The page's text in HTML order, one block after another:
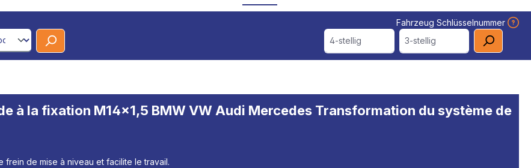
Fahrzeug Schlüsselnummer
4-stellig 3-stellig
à la fixation M14x1,5 BMW VW Audi Mercedes Transformation du système de
de mise à niveau et facilite le travail.